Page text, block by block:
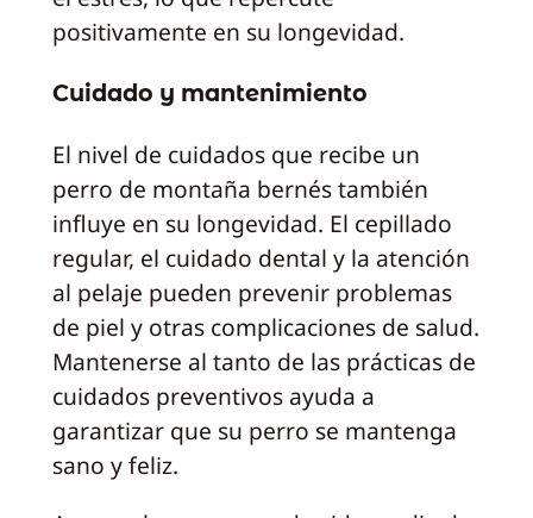
positivamente en su longevidad.
Cuidado y mantenimiento
El nivel de cuidados que recibe un
perro de montaña bernés también
influye en su longevidad. El cepillado
regular, el cuidado dental y la atención
al pelaje pueden prevenir problemas
de piel y otras complicaciones de salud.
Mantenerse al tanto de las prácticas de
cuidados preventivos ayuda a
garantizar que su perro se mantenga
sano y feliz.